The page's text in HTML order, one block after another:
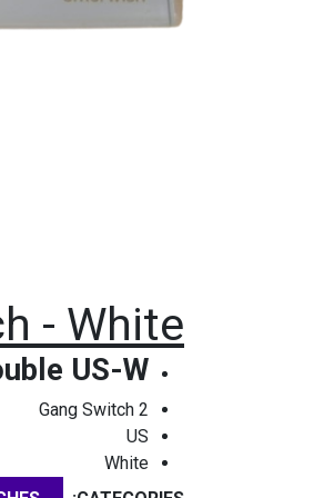
- White
US-W
2 Gang Switch
US
White